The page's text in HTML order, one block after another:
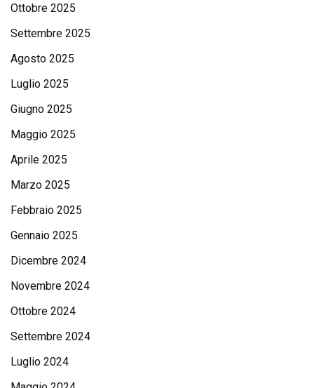
Ottobre 2025
Settembre 2025
Agosto 2025
Luglio 2025
Giugno 2025
Maggio 2025
Aprile 2025
Marzo 2025
Febbraio 2025
Gennaio 2025
Dicembre 2024
Novembre 2024
Ottobre 2024
Settembre 2024
Luglio 2024